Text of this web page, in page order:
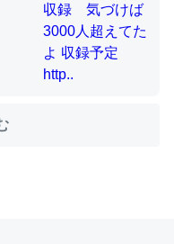
と、Googleマップで